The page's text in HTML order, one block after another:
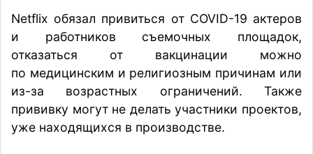
Netflix обязал привиться от COVID-19 актеров
и работников съемочных площадок,
отказаться от вакцинации можно
по медицинским и религиозным причинам или
из-за возрастных ограничений. Также
прививку могут не делать участники проектов,
уже находящихся в производстве.